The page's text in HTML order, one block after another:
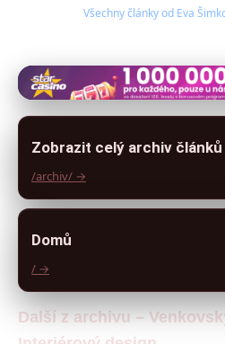
Všechny články od Eva
Zobrazit celý archiv
/archiv/ →
Domů
/ →
Další z archivu –